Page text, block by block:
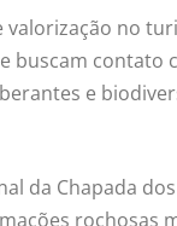
no
buscam contato
e
da Chapada
rochosas